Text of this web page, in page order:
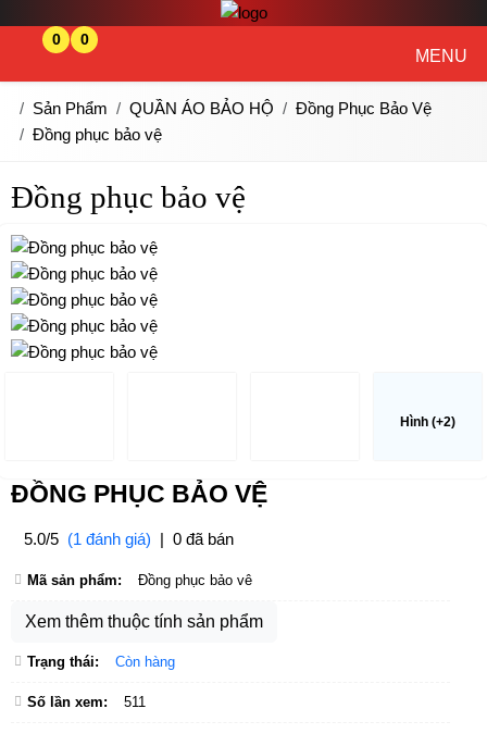
0 0
MENU
Sản Phẩm QUẦN ÁO BẢO HỘ
Đồng Phục Bảo Vệ
Đồng phục bảo vệ
Đồng phục bảo vệ
Hình (+2)
ĐỒNG PHỤC BẢO VỆ
5.0/5 (1 đánh giá) | 0 đã bán
Mã sản phẩm: Đồng phục bảo vê
Xem thêm thuộc tính sản phẩm
Trạng thái: Còn hàng
Số lần xem: 511